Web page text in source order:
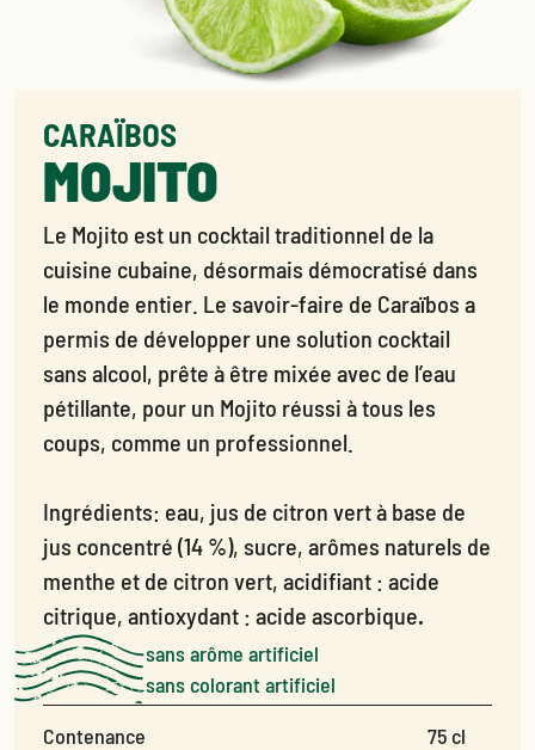
CARAÏBOS
MOJITO
Le Mojito est un cocktail traditionnel de la
cuisine cubaine, désormais démocratisé dans
le monde entier. Le savoir-faire de Caraïbos a
permis de développer une solution cocktail
sans alcool, prête à être mixée avec de l’eau
pétillante, pour un Mojito réussi à tous les
coups, comme un professionnel.
Ingrédients: eau, jus de citron vert à base de
jus concentré (14 %), sucre, arômes naturels de
menthe et de citron vert, acidifiant : acide
citrique, antioxydant : acide ascorbique.
sans arôme artificiel
sans colorant artificiel
Contenance
75 cl